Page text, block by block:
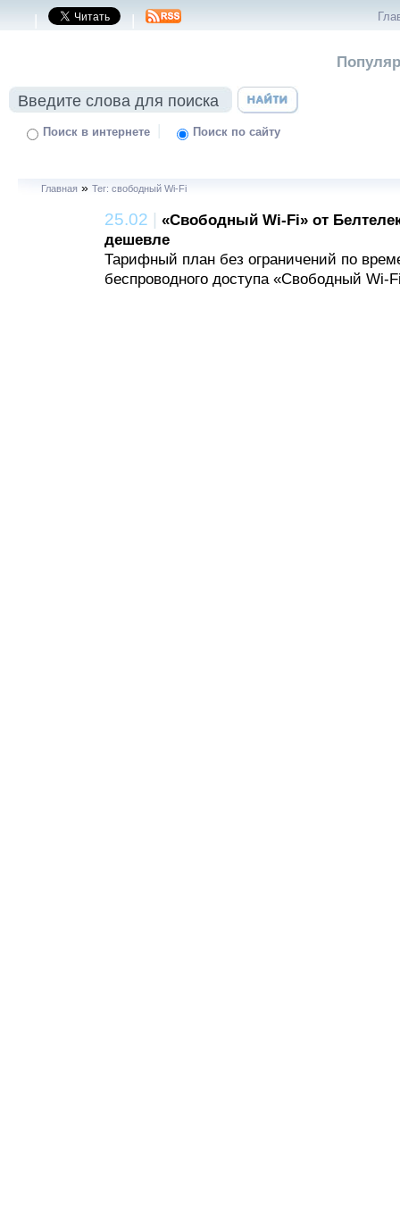
| |
Поиск в интернете | Поиск по сайту
Главная » Тег: свободный Wi-Fi
25.02
«Свободный Wi-Fi» от
дешевле
Тарифный план без ограничений по
беспроводного доступа «Свободный Wi-